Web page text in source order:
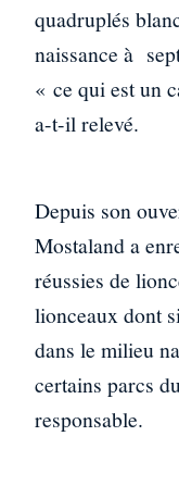
quadruplés
naissance à
« ce qui est un
a-t-il relevé.
Depuis son
Mostaland a
réussies de
lionceaux dont
dans le milieu
certains parcs
responsable.